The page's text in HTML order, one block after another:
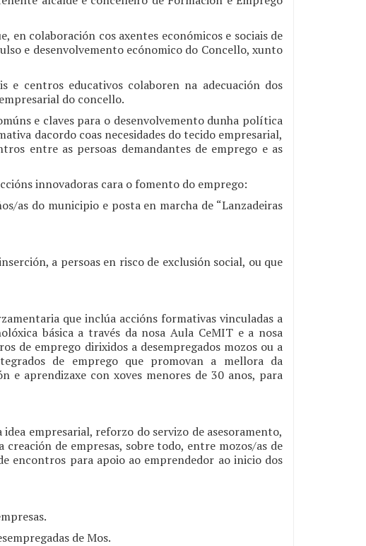
en colaboración cos axentes económicos e sociais de
e desenvolvemento ecónomico do Concello, xunto
e centros educativos colaboren na adecuación dos
do concello.
e claves para o desenvolvemento dunha política
dacordo coas necesidades do tecido empresarial,
entre as persoas demandantes de emprego e as
innovadoras cara o fomento do emprego:
as do municipio e posta en marcha de “Lanzadeiras
a persoas en risco de exclusión social, ou que
que inclúa accións formativas vinculadas a
básica a través da nosa Aula CeMIT e a nosa
de emprego dirixidos a desempregados mozos ou a
de emprego que promovan a mellora da
e aprendizaxe con xoves menores de 30 anos, para
empresarial, reforzo do servizo de asesoramento,
de empresas, sobre todo, entre mozos/as de
encontros para apoio ao emprendedor ao inicio dos
de Mos.